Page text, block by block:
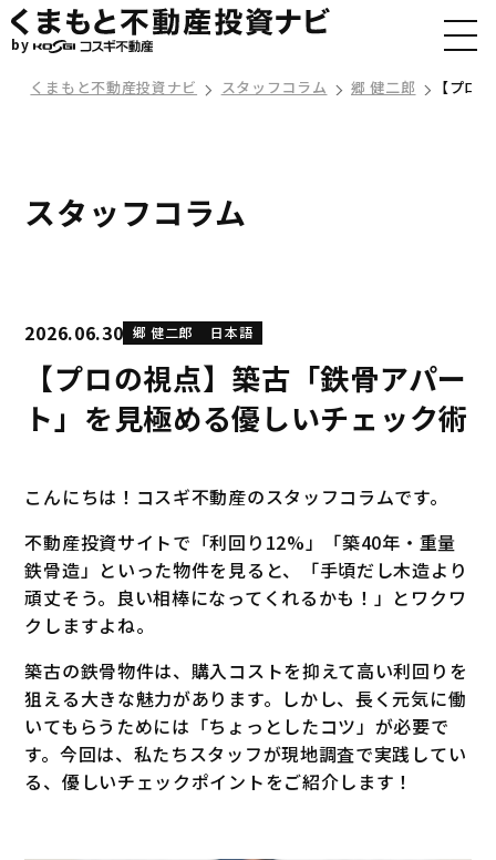
by
くまもと不動産投資ナビ スタッフコラム 郷 健二郎 【プロ
スタッフコラム
2026.06.30 郷 健二郎 日本語
【プロの視点】築古「鉄骨アパー
ト」を見極める優しいチェック術
こんにちは！コスギ不動産のスタッフコラムです。
不動産投資サイトで「利回り12%」「築40年・重量
鉄骨造」といった物件を見ると、「手頃だし木造より
頑丈そう。良い相棒になってくれるかも！」とワクワ
クしますよね。
築古の鉄骨物件は、購入コストを抑えて高い利回りを
狙える大きな魅力があります。しかし、長く元気に働
いてもらうためには「ちょっとしたコツ」が必要で
す。今回は、私たちスタッフが現地調査で実践してい
る、優しいチェックポイントをご紹介します！